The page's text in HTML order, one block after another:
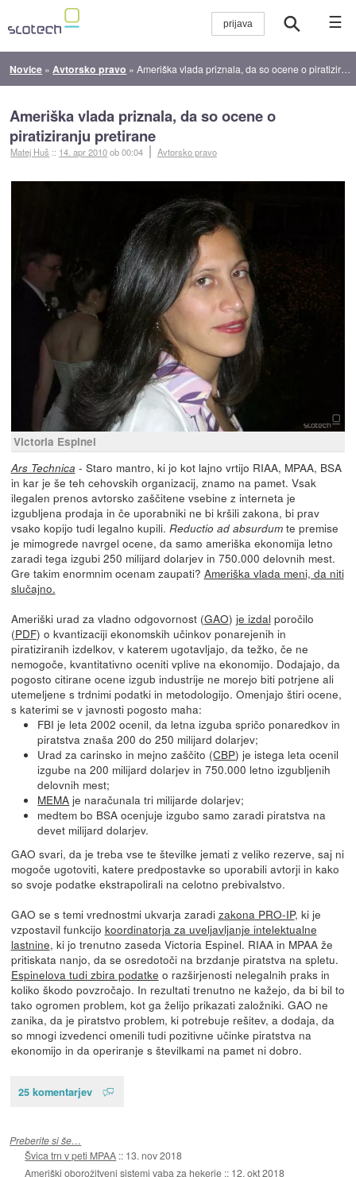
☰
Novice » Avtorsko pravo »Ameriška vlada priznala, da so ocene o piratiziranju pretirane
Ameriška vlada priznala, da so ocene o
piratiziranju pretirane
Matej Huš :: 14. apr 2010ob 00:04 Avtorsko pravo
Victoria Espinel
Ars Technica - Staro mantro, ki jo kot lajno vrtijo RIAA, MPAA, BSA
in kar je še teh cehovskih organizacij, znamo na pamet. Vsak
ilegalen prenos avtorsko zaščitene vsebine z interneta je
izgubljena prodaja in če uporabniki ne bi kršili zakona, bi prav
vsako kopijo tudi legalno kupili. Reductio ad absurdumte premise
je mimogrede navrgel ocene, da samo ameriška ekonomija letno
zaradi tega izgubi 250 milijard dolarjev in 750.000 delovnih mest.
Gre takim enormnim ocenam zaupati? Ameriška vlada meni, da niti
slučajno.
Ameriški urad za vladno odgovornost (GAO) je izdal poročilo
(PDF) o kvantizaciji ekonomskih učinkov ponarejenih in
piratiziranih izdelkov, v katerem ugotavljajo, da težko, če ne
nemogoče, kvantitativno oceniti vplive na ekonomijo. Dodajajo, da
pogosto citirane ocene izgub industrije ne morejo biti potrjene ali
utemeljene s trdnimi podatki in metodologijo. Omenjajo štiri ocene,
s katerimi se v javnosti pogosto maha:
FBI je leta 2002 ocenil, da letna izguba spričo ponaredkov in
piratstva znaša 200 do 250 milijard dolarjev;
Urad za carinsko in mejno zaščito (CBP) je istega leta ocenil
izgube na 200 milijard dolarjev in 750.000 letno izgubljenih
delovnih mest;
MEMA je naračunala tri milijarde dolarjev;
medtem bo BSA ocenjuje izgubo samo zaradi piratstva na
devet milijard dolarjev.
GAO svari, da je treba vse te številke jemati z veliko rezerve, saj ni
mogoče ugotoviti, katere predpostavke so uporabili avtorji in kako
so svoje podatke ekstrapolirali na celotno prebivalstvo.
GAO se s temi vrednostmi ukvarja zaradi zakona PRO-IP, ki je
vzpostavil funkcijo koordinatorja za uveljavljanje intelektualne
lastnine, ki jo trenutno zaseda Victoria Espinel. RIAA in MPAA že
pritiskata nanjo, da se osredotoči na brzdanje piratstva na spletu.
Espinelova tudi zbira podatke o razširjenosti nelegalnih praks in
koliko škodo povzročajo. In rezultati trenutno ne kažejo, da bi bil to
tako ogromen problem, kot ga želijo prikazati založniki. GAO ne
zanika, da je piratstvo problem, ki potrebuje rešitev, a dodaja, da
so mnogi izvedenci omenili tudi pozitivne učinke piratstva na
ekonomijo in da operiranje s številkami na pamet ni dobro.
25 komentarjev
Preberite si še…
Švica trn v peti MPAA :: 13. nov 2018
Ameriški oborožitveni sistemi vaba za hekerje :: 12. okt 2018